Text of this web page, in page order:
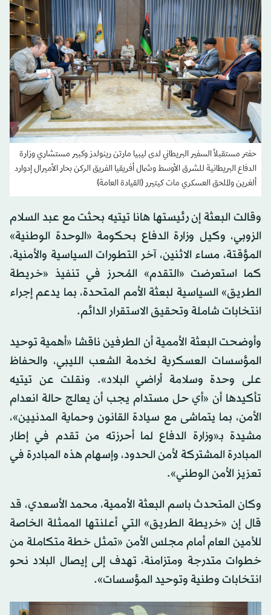
حفتر مستقبلاً السفير البريطاني لدى ليبيا مارتن رينولدز وكبير مستشاري وزارة
الدفاع البريطانية للشرق الأوسط وشمال أفريقيا الفريق الركن بحار الأميرال إدوارد
ألغرين والملحق العسكري مات كيتيرر (القيادة العامة)
وقالت البعثة إن رئيستها هانا تيتيه بحثت مع عبد السلام
الزوبي، وكيل وزارة الدفاع بحكومة «الوحدة الوطنية»
المؤقتة، مساء الاثنين، آخر التطورات السياسية والأمنية،
كما استعرضت «التقدم» المُحرز في تنفيذ «خريطة
الطريق» السياسية لبعثة الأمم المتحدة، بما يدعم إجراء
انتخابات شاملة وتحقيق الاستقرار الدائم.
وأوضحت البعثة الأممية أن الطرفين ناقشا «أهمية توحيد
المؤسسات العسكرية لخدمة الشعب الليبي، والحفاظ
على وحدة وسلامة أراضي البلاد». ونقلت عن تيتيه
تأكيدها أن «أي حل مستدام يجب أن يعالج حالة انعدام
الأمن، بما يتماشى مع سيادة القانون وحماية المدنيين»،
مشيدة بـ«وزارة الدفاع لما أحرزته من تقدم في إطار
المبادرة المشتركة لأمن الحدود، وإسهام هذه المبادرة في
تعزيز الأمن الوطني».
وكان المتحدث باسم البعثة الأممية، محمد الأسعدي، قد
قال إن «خريطة الطريق» التي أعلنتها الممثلة الخاصة
للأمين العام أمام مجلس الأمن «تمثل خطة متكاملة من
خطوات متدرجة ومتزامنة، تهدف إلى إيصال البلاد نحو
انتخابات وطنية وتوحيد المؤسسات».